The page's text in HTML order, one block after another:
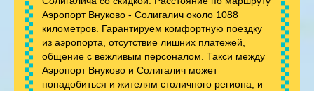
Аэропорт Внуково - Солигалич около 1088
километров. Гарантируем комфортную поездку
из аэропорта, отсутствие лишних платежей,
общение с вежливым персоналом. Такси между
Аэропорт Внуково и Солигалич может
понадобиться и жителям столичного региона, и